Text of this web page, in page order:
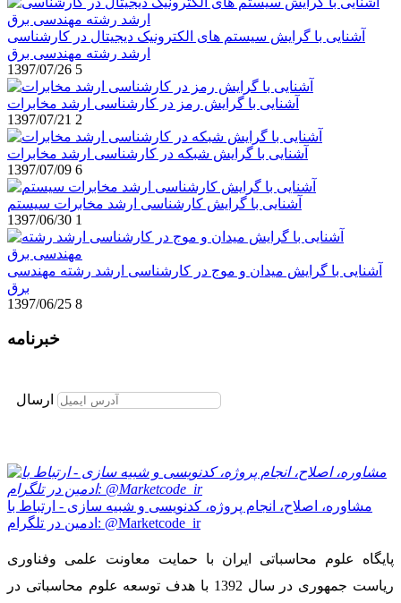
آشنایی با گرایش سیستم های الکترونیک دیجیتال در کارشناسی
ارشد رشته مهندسی برق
1397/07/26 5
آشنایی با گرایش رمز در کارشناسی ارشد مخابرات
1397/07/21 2
آشنایی با گرایش شبکه در کارشناسی ارشد مخابرات
1397/07/09 6
آشنایی با گرایش کارشناسی ارشد مخابرات سیستم
1397/06/30 1
آشنایی با گرایش میدان و موج در کارشناسی ارشد رشته مهندسی
برق
1397/06/25 8
خبرنامه
ارسال
مشاوره، اصلاح، انجام پروژه، کدنویسی و شبیه سازی - ارتباط با
ادمین در تلگرام: @Marketcode_ir
پایگاه علوم محاسباتی ایران با حمایت معاونت علمی وفناوری
ریاست جمهوری در سال 1392 با هدف توسعه علوم محاسباتی در